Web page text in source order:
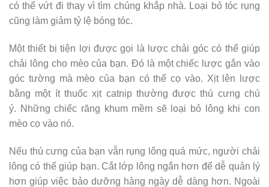
có thể vứt đi thay vì tìm chúng khắp nhà. Loại bỏ tóc rụng
cũng làm giảm tỷ lệ bóng tóc.
Một thiết bị tiện lợi được gọi là lược chải góc có thể giúp
chải lông cho mèo của bạn. Đó là một chiếc lược gắn vào
góc tường mà mèo của bạn có thể cọ vào. Xịt lên lược
bằng một ít thuốc xịt catnip thường được thú cưng chú
ý. Những chiếc răng khum mềm sẽ loại bỏ lông khi con
mèo cọ vào nó.
Nếu thú cưng của bạn vẫn rụng lông quá mức, người chải
lông có thể giúp bạn. Cắt lớp lông ngắn hơn để dễ quản lý
hơn giúp việc bảo dưỡng hàng ngày dễ dàng hơn. Ngoài